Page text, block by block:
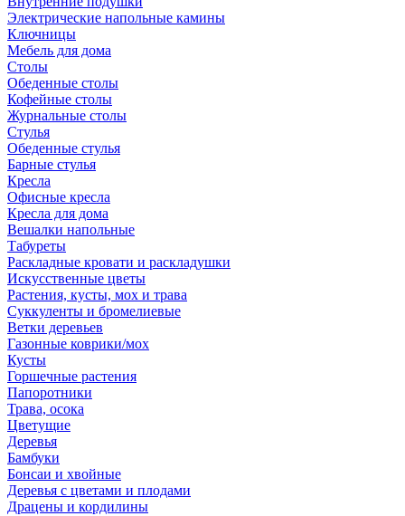
Электрические напольные камины
Ключницы
Мебель для дома
Столы
Обеденные столы
Кофейные столы
Журнальные столы
Стулья
Обеденные стулья
Барные стулья
Кресла
Офисные кресла
Кресла для дома
Вешалки напольные
Табуреты
Раскладные кровати и раскладушки
Искусственные цветы
Растения, кусты, мох и трава
Суккуленты и бромелиевые
Ветки деревьев
Газонные коврики/мох
Кусты
Горшечные растения
Папоротники
Трава, осока
Цветущие
Деревья
Бамбуки
Бонсаи и хвойные
Деревья с цветами и плодами
Драцены и кордилины